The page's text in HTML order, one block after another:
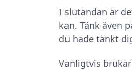
I slutändan är
kan. Tänk även
du hade tänkt
Vanligtvis